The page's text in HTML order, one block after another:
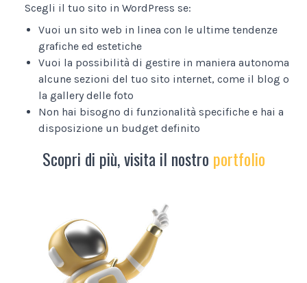
Scegli il tuo sito in WordPress se:
Vuoi un sito web in linea con le ultime tendenze
grafiche ed estetiche
Vuoi la possibilità di gestire in maniera autonoma
alcune sezioni del tuo sito internet, come il blog o
la gallery delle foto
Non hai bisogno di funzionalità specifiche e hai a
disposizione un budget definito
Scopri di più, visita il nostro portfolio